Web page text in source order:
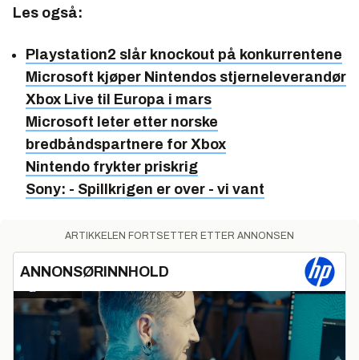
Les også:
Playstation2 slår knockout på konkurrentene
Microsoft kjøper Nintendos stjerneleverandør
Xbox Live til Europa i mars
Microsoft leter etter norske
bredbåndspartnere for Xbox
Nintendo frykter priskrig
Sony: - Spillkrigen er over - vi vant
ARTIKKELEN FORTSETTER ETTER ANNONSEN
ANNONSØRINNHOLD